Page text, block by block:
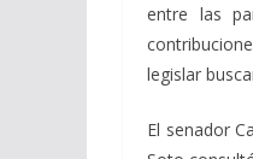
entre las
legislar
El senador